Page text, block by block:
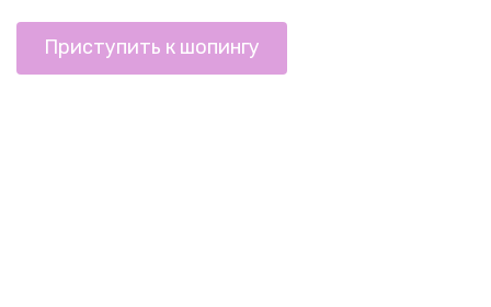
Приступить к шопингу